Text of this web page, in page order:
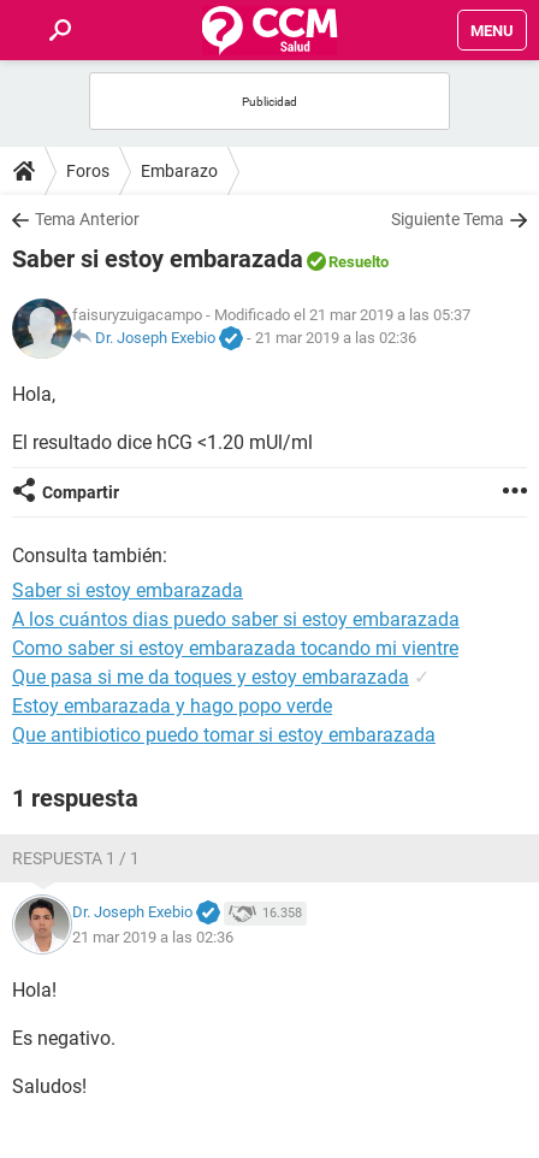
MENU
FOROS
SALUD
NUTRICIÓN
BIENESTAR
Foros Embarazo
Tema Anterior Siguiente Tema
Saber si estoy embarazada Resuelto
faisuryzuigacampo - Modificado el 21 mar 2019 a las 05:37
Dr. Joseph Exebio
- 21 mar 2019 a las 02:36
Hola,
El resultado dice hCG <1.20 mUl/ml
Compartir
Consulta también:
Saber si estoy embarazada
A los cuántos dias puedo saber si estoy embarazada
Como saber si estoy embarazada tocando mi vientre
Que pasa si me da toques y estoy embarazada ✓
Estoy embarazada y hago popo verde
Que antibiotico puedo tomar si estoy embarazada
1 respuesta
RESPUESTA 1 / 1
Dr. Joseph Exebio 16.358
21 mar 2019 a las 02:36
Hola!
Es negativo.
Saludos!